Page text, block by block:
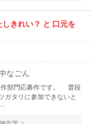
きれい？ と 口元を
なごん
作部門応募作です。 普段
ガタリに参加できないと